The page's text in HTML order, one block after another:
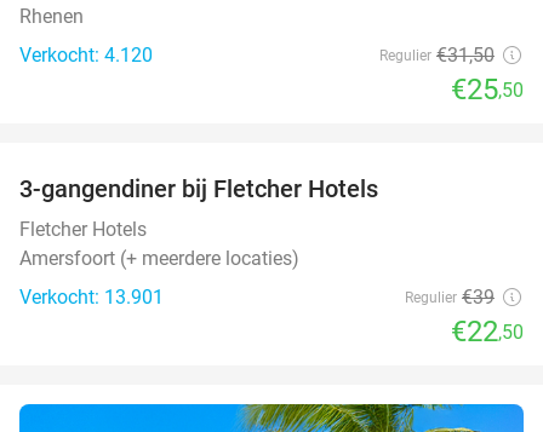
Rhenen
Verkocht: 4.120
Regulier €31,50
€25,50
3-gangendiner bij Fletcher Hotels
Fletcher Hotels
Amersfoort (+ meerdere locaties)
Verkocht: 13.901
Regulier €39
€22,50